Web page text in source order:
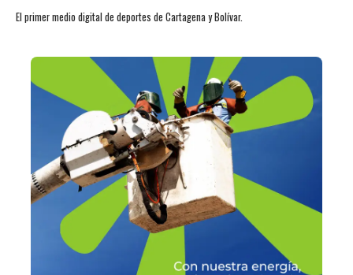
El primer medio digital de deportes de Cartagena y Bolívar.